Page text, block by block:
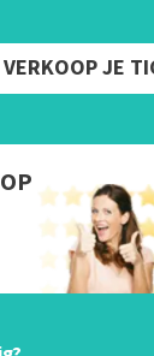
VERKOOP JE